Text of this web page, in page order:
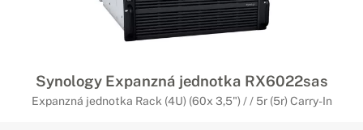
Synology Expanzná jednotka RX6022sas
Expanzná jednotka Rack (4U) (60x 3,5") / / 5r (5r) Carry-In